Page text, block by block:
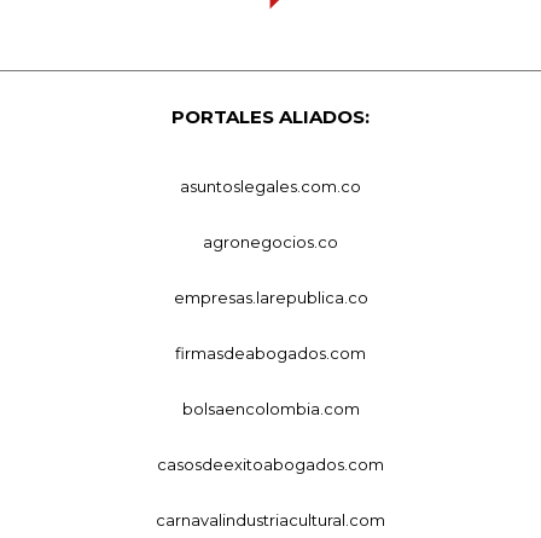
PORTALES ALIADOS:
asuntoslegales.com.co
agronegocios.co
empresas.larepublica.co
firmasdeabogados.com
bolsaencolombia.com
casosdeexitoabogados.com
carnavalindustriacultural.com